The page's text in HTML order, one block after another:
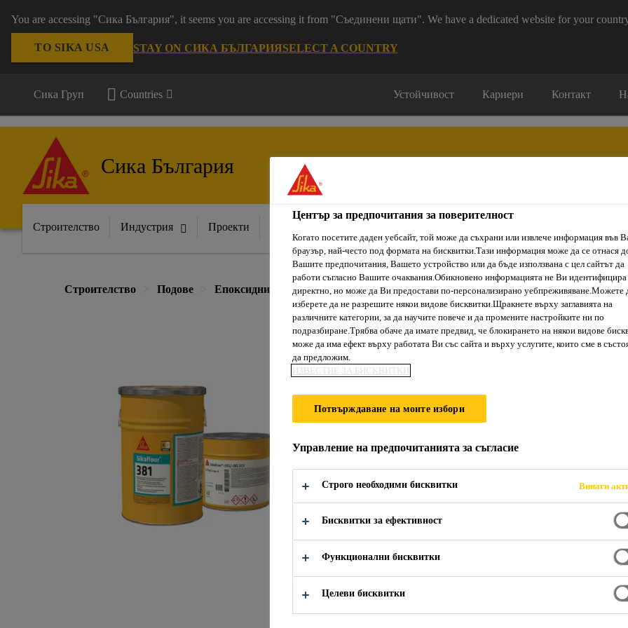
You are accessing "Сика България", it seems you are accessing it from "Съединени щати". We have a dedicated website for your
TO SIKA USA STAY ON СИКА БЪЛГАРИЯSELECT A COUNTRY
Сика Груп Countries Устойчивост Кариери Контакт
Сика България
Строителство Индустрия Проекти
Строителство Подове Епоксидни саморазливни замазки Sikafloor®-381
Sikafloor®-381
2-компонентно саморазливно
механична устойчивост
Sikafloor®-381 е двукомпонентно,
за нанасяне с валяк на основата на епоксидна
Епоксиден състав с много високо съдържание на
на Deutsche Bauchemie e.V. (Немска Асоциация за
Прочети повече +
Висока химическа устойчивост
Устойчив на течности
Център за предпочитания за поверителност
Когато посетите даден уебсайт, той може да съхрани или извлече информация във
браузър, най-често под формата на бисквитки.Тази информация може да се отнася
Вашите предпочитания, Вашето устройство или да бъде използвана с цел сайтът да
работи съгласно Вашите очаквания.Обикновено информацията не Ви идентифицира
директно, но може да Ви предостави по-персонализирано уебпреживяване.Можете
изберете да не разрешите някои видове бисквитки.Щракнете върху заглавията на
различните категории, за да научите повече и да промените настройките ни по
подразбиране.Трябва обаче да имате предвид, че блокирането на някои видове
може да има ефект върху работата Ви със сайта и върху услугите, които сме в
да предложим.
ИЗВЕСТИЕ ЗА БИСКВИТКИ
Потвърждаване на моите избори
Управление на предпочитанията за съгласие
Строго необходими бисквитки Винаги
Бисквитки за ефективност
Функционални бисквитки
Целеви бисквитки